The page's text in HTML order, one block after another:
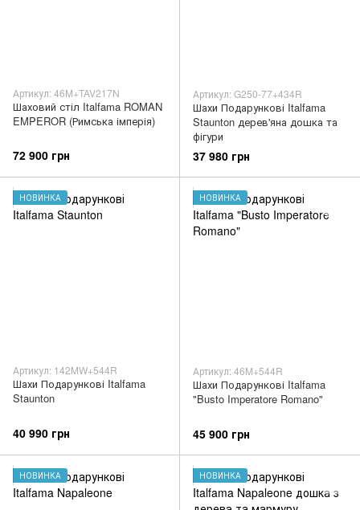
Артикул: 46M+TAV217N
Шаховий стіл Italfama ROMAN
EMPEROR (Римська імперія)
72 900 грн
Артикул: G250-77+434R
Шахи Подарункові Italfama
Staunton дерев'яна дошка та
фігури
37 980 грн
НОВИНКА
Артикул: 142MW+544R
Шахи Подарункові Italfama
Staunton
40 990 грн
НОВИНКА
Артикул: 46M+544R
Шахи Подарункові Italfama
"Busto Imperatore Romano"
45 900 грн
НОВИНКА НОВИНКА